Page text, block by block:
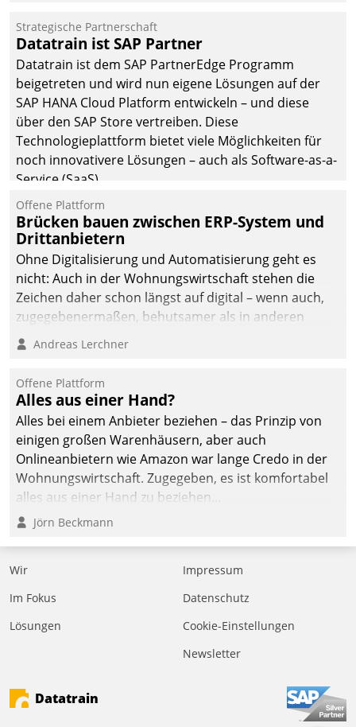
Einsparungen durch optimierte und automatisierte
Prozesse. Doch man darf nicht zu viel erwarten: Allein
mit der Einführung einer neuen Software ist es nicht
getan. Die Digitalisierung erfordert von Unternehmen
die Bereitschaft, sich zu überprüfen, zu hinterfragen
und zu verändern.
Strategische Partnerschaft
Datatrain ist SAP Partner
Datatrain ist dem SAP PartnerEdge Programm
beigetreten und wird nun eigene Lösungen auf der
SAP HANA Cloud Platform entwickeln – und diese
über den SAP Store vertreiben. Diese
Technologieplattform bietet viele Möglichkeiten für
noch innovativere Lösungen – auch als Software-as-a-
Service (SaaS).
Offene Plattform
Brücken bauen zwischen ERP-System und
Drittanbietern
Ohne Digitalisierung und Automatisierung geht es
nicht: Auch in der Wohnungswirtschaft stehen die
Zeichen daher schon längst auf digital – wenn auch,
zugegebenermaßen, behutsamer als in anderen
Branchen.
Andreas Lerchner
Offene Plattform
Alles aus einer Hand?
Alles bei einem Anbieter beziehen – das Prinzip von
einigen großen Warenhäusern, aber auch
Onlineanbietern wie Amazon war lange Credo in der
Wohnungswirtschaft. Zugegeben, es ist komfortabel
alles aus einer Hand zu beziehen...
Jörn Beckmann
Wir
Im Fokus
Lösungen
Impressum
Datenschutz
Cookie-Einstellungen
Newsletter
Datatrain